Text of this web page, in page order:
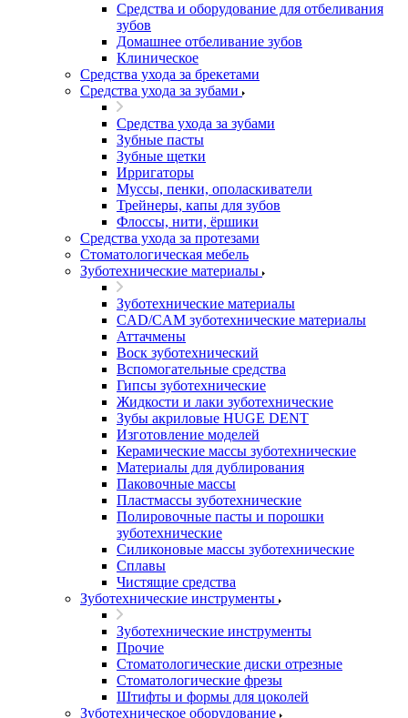
Средства и оборудование для отбеливания
зубов
Домашнее отбеливание зубов
Клиническое
Средства ухода за брекетами
Средства ухода за зубами
Средства ухода за зубами
Зубные пасты
Зубные щетки
Ирригаторы
Муссы, пенки, ополаскиватели
Трейнеры, капы для зубов
Флоссы, нити, ёршики
Средства ухода за протезами
Стоматологическая мебель
Зуботехнические материалы
Зуботехнические материалы
CAD/CAM зуботехнические материалы
Аттачмены
Воск зуботехнический
Вспомогательные средства
Гипсы зуботехнические
Жидкости и лаки зуботехнические
Зубы акриловые HUGE DENT
Изготовление моделей
Керамические массы зуботехнические
Материалы для дублирования
Паковочные массы
Пластмассы зуботехнические
Полировочные пасты и порошки
зуботехнические
Силиконовые массы зуботехнические
Сплавы
Чистящие средства
Зуботехнические инструменты
Зуботехнические инструменты
Прочие
Стоматологические диски отрезные
Стоматологические фрезы
Штифты и формы для цоколей
Зуботехническое оборудование